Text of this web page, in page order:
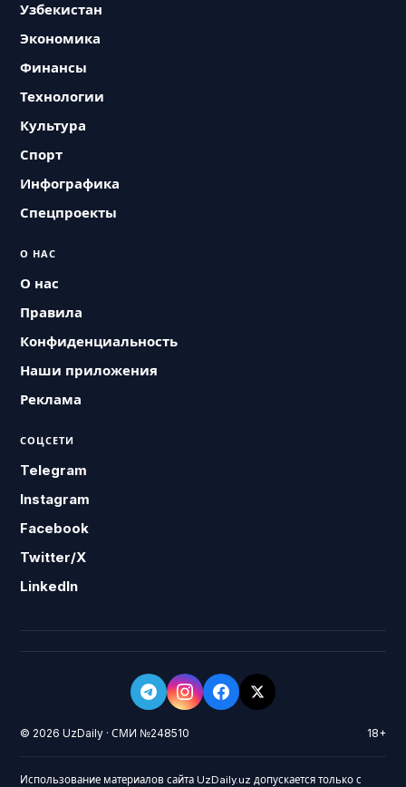
Узбекистан
Экономика
Финансы
Технологии
Культура
Спорт
Инфографика
Спецпроекты
О НАС
О нас
Правила
Конфиденциальность
Наши приложения
Реклама
СОЦСЕТИ
Telegram
Instagram
Facebook
Twitter/X
LinkedIn
© 2026 UzDaily · СМИ №248510 18+
Использование материалов сайта UzDaily.uz допускается только с